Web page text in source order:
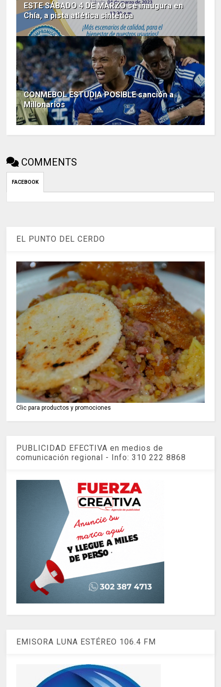
ESTE SÁBADO 4 DE MARZO se inaugura en
Chía, a pista atlética sintética
CONMEBOL ESTUDIA POSIBLE sanción a
Millonarios
COMMENTS
FACEBOOK
EL PUNTO DEL CERDO
Clic para productos y promociones
PUBLICIDAD EFECTIVA en medios de
comunicación regional - Info: 310 222 8868
EMISORA LUNA ESTÉREO 106.4 FM